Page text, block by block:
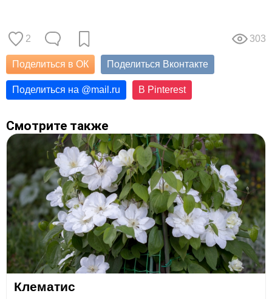
2 303
Поделиться в ОК Поделиться Вконтакте
Поделиться на @mail.ru В Pinterest
Смотрите также
Клематис